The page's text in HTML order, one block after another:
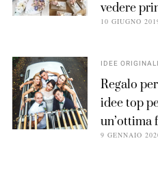
vedere
10 GIUGNO
IDEE
Regalo
idee top
un’ottima
9 GENNAIO